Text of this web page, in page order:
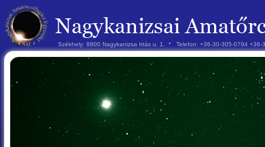
Székhely: 8800 Nagykanizsa Irtás u. 1. * Telefon: +36-30-305-0794